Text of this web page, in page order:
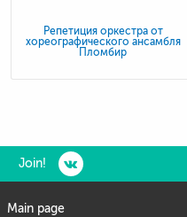
Репетиция оркестра от
хореографического ансамбля
Пломбир
Join!
Main page